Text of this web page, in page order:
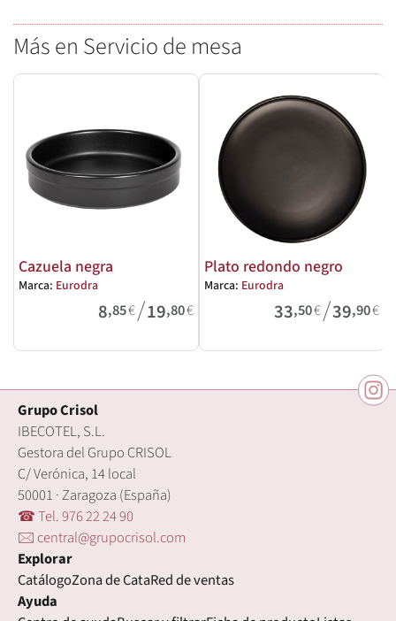
Más en Servicio de mesa
Cazuela negra
Marca: Eurodra
8,85€/19,80€
Plato redondo negro
Marca: Eurodra
33,50€/39,90€
Grupo Crisol
IBECOTEL, S.L.
Gestora del Grupo CRISOL
C/ Verónica, 14 local
50001 · Zaragoza (España)
☎ Tel. 976 22 24 90
🖂 central@grupocrisol.com
Explorar
CatálogoZona de CataRed de ventas
Ayuda